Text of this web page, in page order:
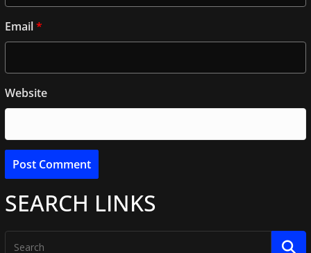
Email*
Website
SEARCH LINKS